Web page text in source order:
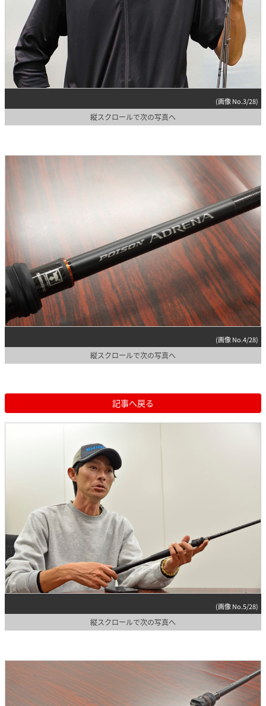
(画像 No.3/28)
縦スクロールで次の写真へ
(画像 No.4/28)
縦スクロールで次の写真へ
記事へ戻る
(画像 No.5/28)
縦スクロールで次の写真へ